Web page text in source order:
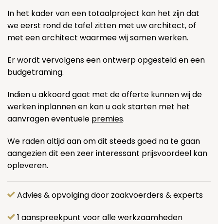
In het kader van een totaalproject kan het zijn dat
we eerst rond de tafel zitten met uw architect, of
met een architect waarmee wij samen werken.
Er wordt vervolgens een ontwerp opgesteld en een
budgetraming.
Indien u akkoord gaat met de offerte kunnen wij de
werken inplannen en kan u ook starten met het
aanvragen eventuele premies.
We raden altijd aan om dit steeds goed na te gaan
aangezien dit een zeer interessant prijsvoordeel kan
opleveren.
Advies & opvolging door zaakvoerders & experts
1 aanspreekpunt voor alle werkzaamheden